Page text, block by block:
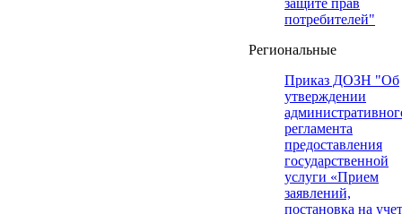
защите прав
потребителей"
Региональные
Приказ ДОЗН "Об
утверждении
регламента
предоставления
государственной
услуги «Прием
заявлений,
постановка на